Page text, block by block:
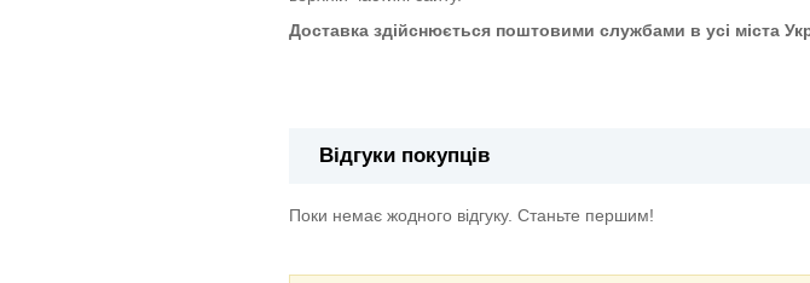
Доставка здійснюється поштовими службами в усі міста
Відгуки покупців
Поки немає жодного відгуку. Станьте першим!